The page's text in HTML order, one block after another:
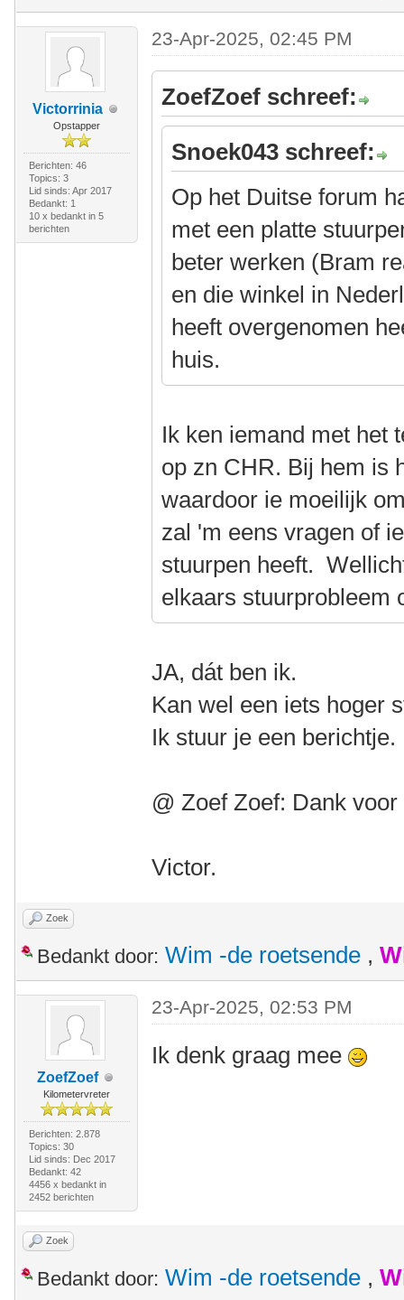
Victorrinia
Opstapper
Berichten: 46
Topics: 3
Lid sinds: Apr 2017
Bedankt: 1
10 x bedankt in 5
berichten
23-Apr-2025, 02:45 PM
ZoefZoef schreef:
Snoek043 schreef:
Op het Duitse forum
met een platte
beter werken (Bram
en die winkel in
heeft overgenomen
huis.
Ik ken iemand met het
op zn CHR. Bij hem is
waardoor ie moeilijk
zal 'm eens vragen of
stuurpen heeft.
elkaars stuurprobleem
JA, dát ben ik.
Kan wel een iets hoger
Ik stuur je een berichtje.
@ Zoef Zoef: Dank
Victor.
Zoek
Bedankt door: Wim -de roetsende ,
ZoefZoef
Kilometervreter
Berichten: 2.878
Topics: 30
Lid sinds: Dec 2017
Bedankt: 42
4456 x bedankt in
2452 berichten
23-Apr-2025, 02:53 PM
Ik denk graag mee
Zoek
Bedankt door: Wim -de roetsende ,